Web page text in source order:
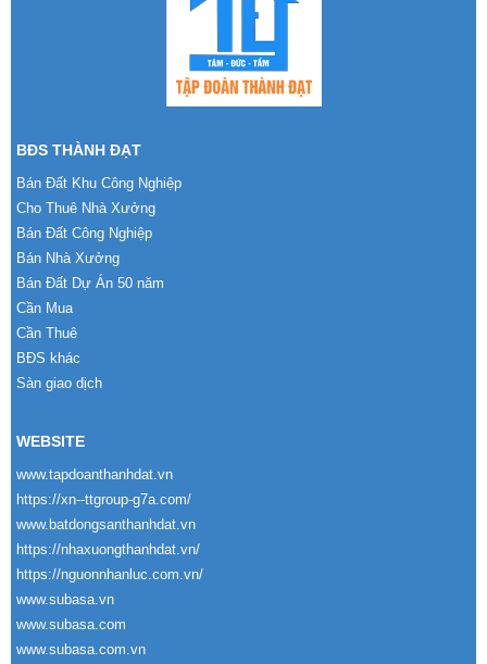
BĐS THÀNH ĐẠT
Bán Đất Khu Công Nghiệp
Cho Thuê Nhà Xưởng
Bán Đất Công Nghiệp
Bán Nhà Xưởng
Bán Đất Dự Án 50 năm
Cần Mua
Cần Thuê
BĐS khác
Sàn giao dịch
WEBSITE
www.tapdoanthanhdat.vn
https://xn--ttgroup-g7a.com/
www.batdongsanthanhdat.vn
https://nhaxuongthanhdat.vn/
https://nguonnhanluc.com.vn/
www.subasa.vn
www.subasa.com
www.subasa.com.vn